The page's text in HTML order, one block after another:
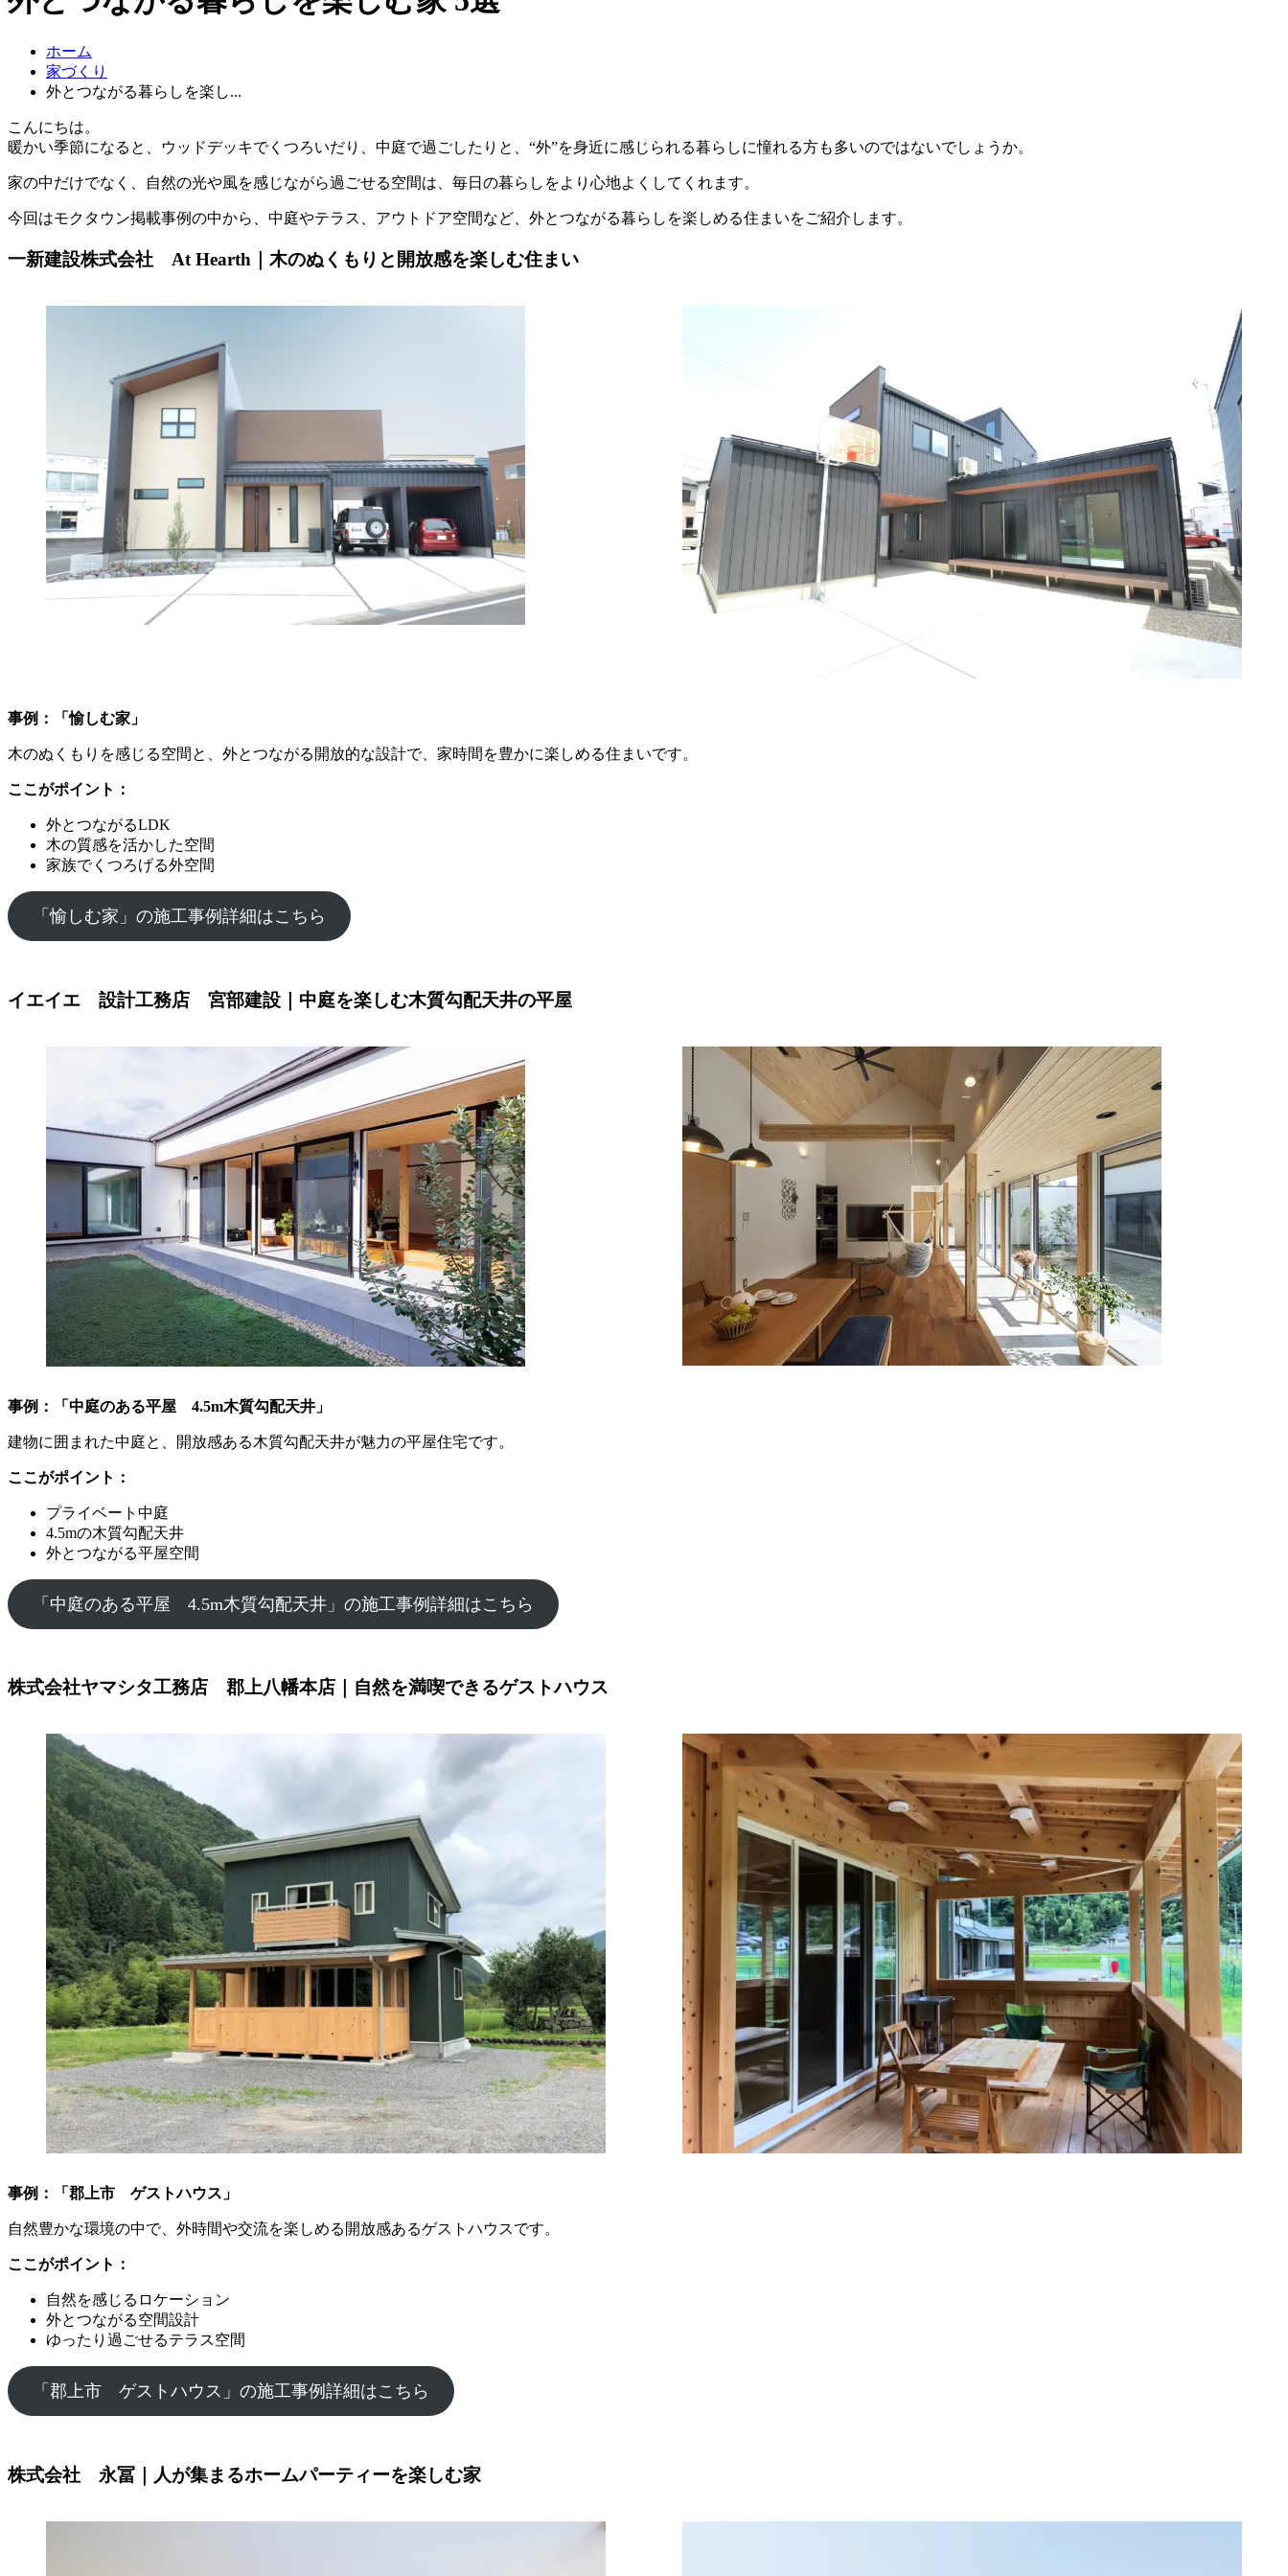
ホーム
家づくり
外とつながる暮らしを楽し...
こんにちは。
暖かい季節になると、ウッドデッキでくつろいだり、中庭で過ごしたりと、“外”を身近に感じられる暮らしに憧れる方も多いのではないでしょうか。
家の中だけでなく、自然の光や風を感じながら過ごせる空間は、毎日の暮らしをより心地よくしてくれます。
今回はモクタウン掲載事例の中から、中庭やテラス、アウトドア空間など、外とつながる暮らしを楽しめる住まいをご紹介します。
一新建設株式会社 At Hearth｜木のぬくもりと開放感を楽しむ住まい
事例：「愉しむ家」
木のぬくもりを感じる空間と、外とつながる開放的な設計で、家時間を豊かに楽しめる住まいです。
ここがポイント：
外とつながるLDK
木の質感を活かした空間
家族でくつろげる外空間
「愉しむ家」の施工事例詳細はこちら
イエイエ 設計工務店 宮部建設｜中庭を楽しむ木質勾配天井の平屋
事例：「中庭のある平屋 4.5m木質勾配天井」
建物に囲まれた中庭と、開放感ある木質勾配天井が魅力の平屋住宅です。
ここがポイント：
プライベート中庭
4.5mの木質勾配天井
外とつながる平屋空間
「中庭のある平屋 4.5m木質勾配天井」の施工事例詳細はこちら
株式会社ヤマシタ工務店 郡上八幡本店｜自然を満喫できるゲストハウス
事例：「郡上市 ゲストハウス」
自然豊かな環境の中で、外時間や交流を楽しめる開放感あるゲストハウスです。
ここがポイント：
自然を感じるロケーション
外とつながる空間設計
ゆったり過ごせるテラス空間
「郡上市 ゲストハウス」の施工事例詳細はこちら
株式会社 永冨｜人が集まるホームパーティーを楽しむ家